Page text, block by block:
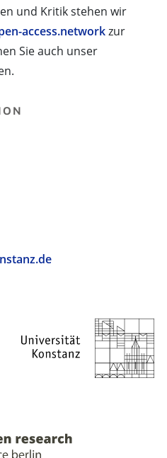
und Kritik stehen wir
access.networkzur
Sie auch unser